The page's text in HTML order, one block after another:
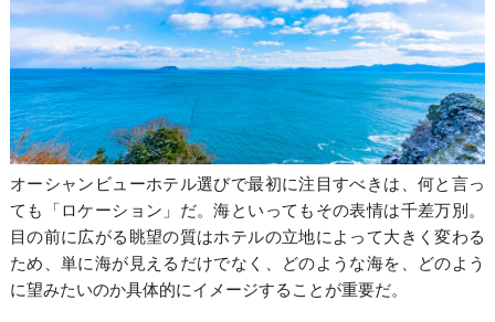
オーシャンビューホテル選びで最初に注目すべきは、何と言っ
ても「ロケーション」だ。海といってもその表情は千差万別。
目の前に広がる眺望の質はホテルの立地によって大きく変わる
ため、単に海が見えるだけでなく、どのような海を、どのよう
に望みたいのか具体的にイメージすることが重要だ。